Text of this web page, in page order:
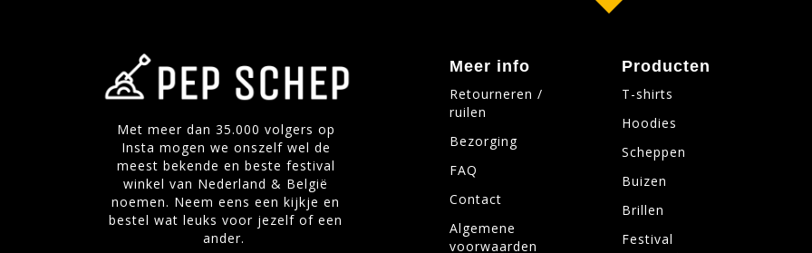
Met meer dan 35.000 volgers op
Insta mogen we onszelf wel de
meest bekende en beste festival
winkel van Nederland & België
noemen. Neem eens een kijkje en
bestel wat leuks voor jezelf of een
ander.
Meer info
Retourneren /
ruilen
Bezorging
FAQ
Contact
Algemene
voorwaarden
Producten
T-shirts
Hoodies
Scheppen
Buizen
Brillen
Festival